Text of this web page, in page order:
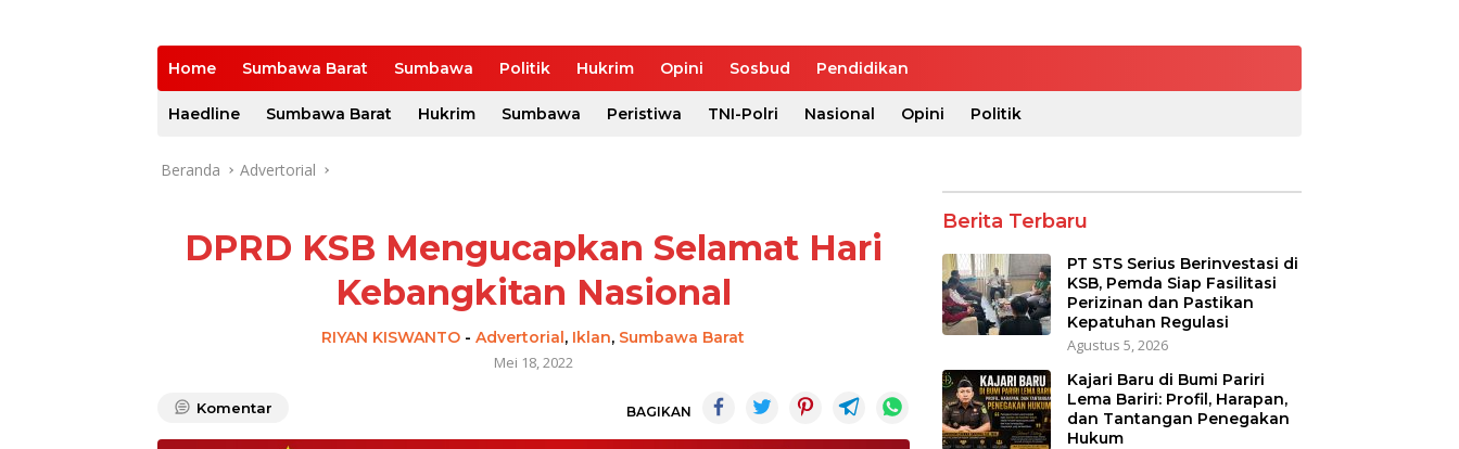
Home Sumbawa Barat Sumbawa Politik Hukrim Opini Sosbud Pendidikan
Haedline Sumbawa Barat Hukrim Sumbawa Peristiwa TNI-Polri Nasional Opini Politik
Beranda Advertorial
DPRD KSB Mengucapkan Selamat Hari
Kebangkitan Nasional
RIYAN KISWANTO -Advertorial, Iklan, Sumbawa Barat
Mei 18, 2022
Komentar BAGIKAN
Berita Terbaru
PT STS Serius Berinvestasi di
KSB, Pemda Siap Fasilitasi
Perizinan dan Pastikan
Kepatuhan Regulasi
Agustus 5, 2026
Kajari Baru di Bumi Pariri
Lema Bariri: Profil, Harapan,
dan Tantangan Penegakan
Hukum